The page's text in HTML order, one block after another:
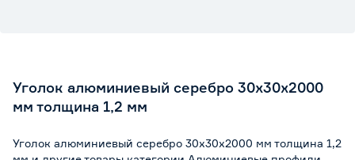
Уголок алюминиевый серебро 30х30х2000
мм толщина 1,2 мм
Уголок алюминиевый серебро 30х30х2000 мм толщина 1,2